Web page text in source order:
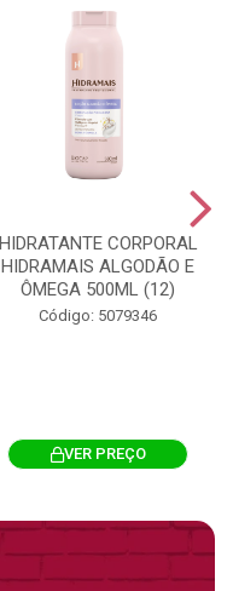
HIDRATANTE CORPORAL
HIDRAMAIS ALGODÃO E
ÔMEGA 500ML (12)
Código: 5079346
VER PREÇO